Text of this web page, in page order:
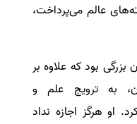
عالم می‌پرداخت،
بود که علاوه بر
به ترویج علم و
او هرگز اجازه نداد